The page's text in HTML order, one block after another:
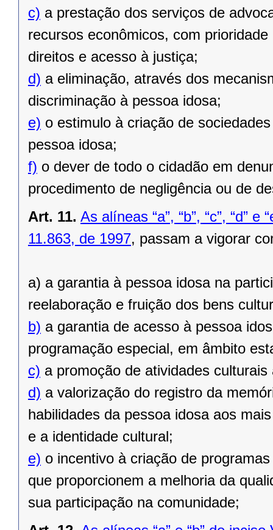
c) a prestação dos serviços de
recursos econômicos, com
direitos e acesso à justiça;
d) a eliminação, através dos
discriminação à pessoa idosa;
e) o estimulo à criação de
pessoa idosa;
f) o dever de todo o cidadão em
procedimento de negligência ou de
Art. 11. As alíneas “a”, “b”, “c”, “d”
11.863, de 1997, passam a vigorar
a) a garantia à pessoa idosa na
reelaboração e fruição dos bens
b) a garantia de acesso à pessoa
programação especial, em âmbito
c) a promoção de atividades
d) a valorização do registro da
habilidades da pessoa idosa aos
e a identidade cultural;
e) o incentivo à criação de
que proporcionem a melhoria da
sua participação na comunidade;